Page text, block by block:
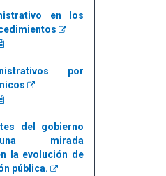
en los
por
del gobierno
mirada
la evolución de
pública.